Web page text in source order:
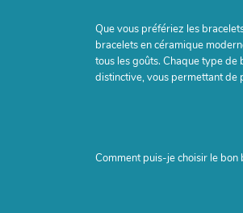
Que vous préfériez les
bracelets en céramique
tous les goûts. Chaque type
distinctive, vous permettant de
Comment puis-je choisir le